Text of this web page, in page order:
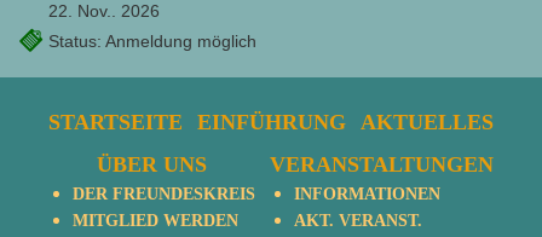
22. Nov.. 2026
Status: Anmeldung möglich
STARTSEITE EINFÜHRUNG
AKTUELLES
ÜBER UNS
DER FREUNDESKREIS
MITGLIED WERDEN
VERANSTALTUNGEN
INFORMATIONEN
AKT. VERANST.